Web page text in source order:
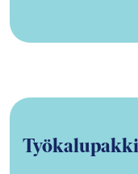
Työkalupakki